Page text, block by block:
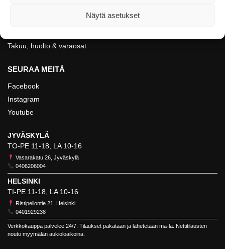
Näytä asetukset
Takuu, huolto & varaosat
SEURAA MEITÄ
Facebook
Instagram
Youtube
JYVÄSKYLÄ
TO-PE 11-18, LA 10-16
Vasarakatu 26, Jyväskylä
0406206004
HELSINKI
TI-PE 11-18, LA 10-16
Ristipellontie 21, Helsinki
0401929238
Verkkokauppa palvelee 24/7. Tilaukset pakataan ja lähetetään ma-la. Nettitilausten
nouto myymälän aukioloaikoina.